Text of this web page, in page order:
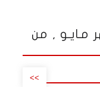
مـايـو , من
>>